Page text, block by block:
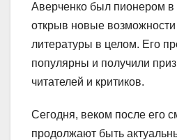
Аверченко был пионером
открыв новые
литературы в целом. Его
популярны и получили
читателей и критиков.
Сегодня, веком после его
продолжают быть